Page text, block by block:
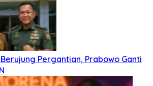
Berujung Pergantian, Prabowo Ganti